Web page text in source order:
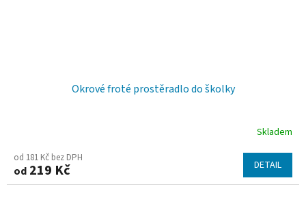
Okrové froté prostěradlo do školky
Skladem
od 181 Kč bez DPH
od 219 Kč DETAIL